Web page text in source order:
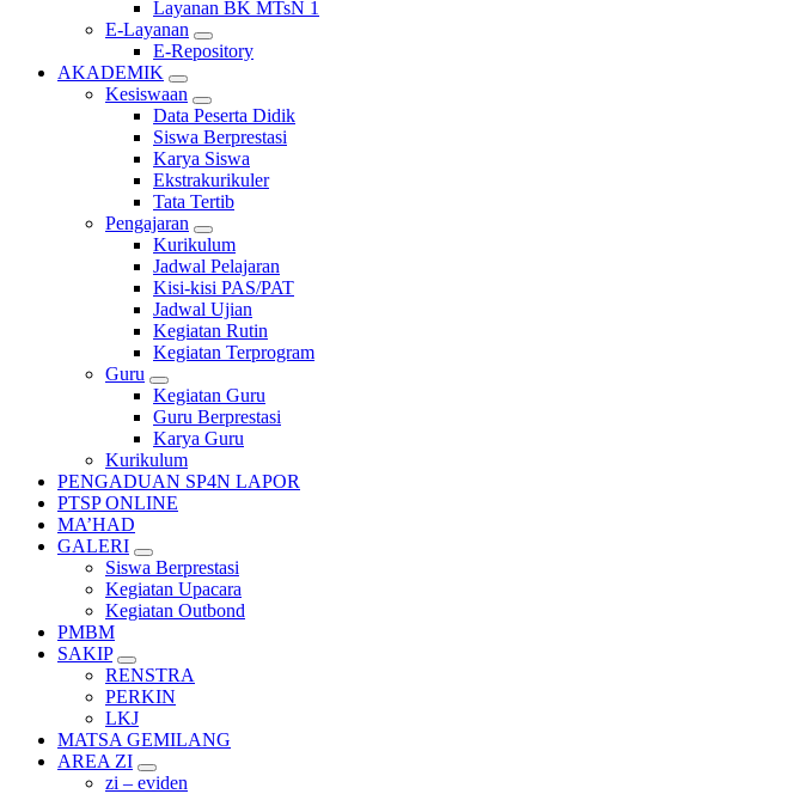
Layanan BK MTsN 1
E-Layanan
E-Repository
AKADEMIK
Kesiswaan
Data Peserta Didik
Siswa Berprestasi
Karya Siswa
Ekstrakurikuler
Tata Tertib
Pengajaran
Kurikulum
Jadwal Pelajaran
Kisi-kisi PAS/PAT
Jadwal Ujian
Kegiatan Rutin
Kegiatan Terprogram
Guru
Kegiatan Guru
Guru Berprestasi
Karya Guru
Kurikulum
PENGADUAN SP4N LAPOR
PTSP ONLINE
MA’HAD
GALERI
Siswa Berprestasi
Kegiatan Upacara
Kegiatan Outbond
PMBM
SAKIP
RENSTRA
PERKIN
LKJ
MATSA GEMILANG
AREA ZI
zi – eviden